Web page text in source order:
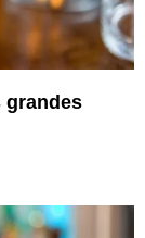
grandes